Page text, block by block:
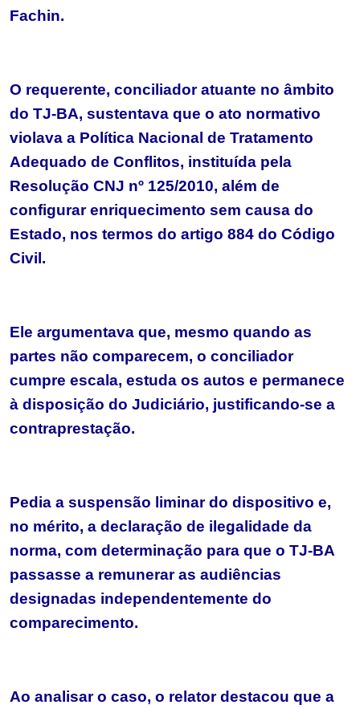
Fachin.
O requerente, conciliador atuante no âmbito
do TJ-BA, sustentava que o ato normativo
violava a Política Nacional de Tratamento
Adequado de Conflitos, instituída pela
Resolução CNJ nº 125/2010, além de
configurar enriquecimento sem causa do
Estado, nos termos do artigo 884 do Código
Civil.
Ele argumentava que, mesmo quando as
partes não comparecem, o conciliador
cumpre escala, estuda os autos e permanece
à disposição do Judiciário, justificando-se a
contraprestação.
Pedia a suspensão liminar do dispositivo e,
no mérito, a declaração de ilegalidade da
norma, com determinação para que o TJ-BA
passasse a remunerar as audiências
designadas independentemente do
comparecimento.
Ao analisar o caso, o relator destacou que a